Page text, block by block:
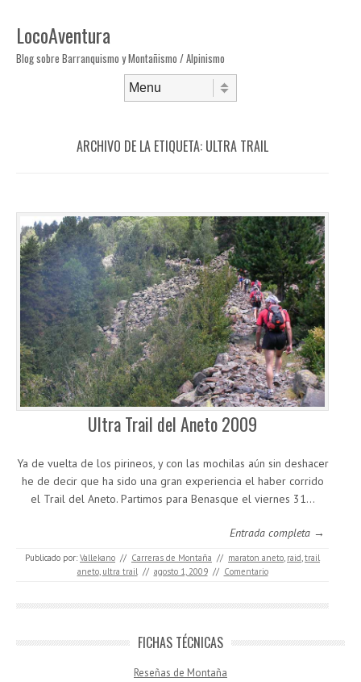
LocoAventura
Blog sobre Barranquismo y Montañismo / Alpinismo
ARCHIVO DE LA ETIQUETA: ULTRA TRAIL
Ultra Trail del Aneto 2009
Ya de vuelta de los pirineos, y con las mochilas aún sin deshacer
he de decir que ha sido una gran experiencia el haber corrido
el Trail del Aneto. Partimos para Benasque el viernes 31…
Entrada completa →
Publicado por: Vallekano // Carreras de Montaña // maraton aneto, raid,trail
aneto, ultra trail // agosto 1, 2009 // Comentario
FICHAS TÉCNICAS
Reseñas de Montaña